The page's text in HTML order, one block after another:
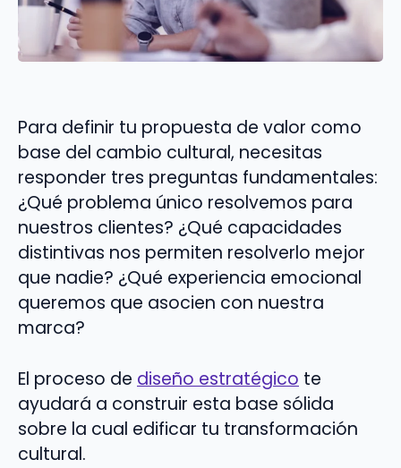
Para definir tu propuesta de valor como
base del cambio cultural, necesitas
responder tres preguntas fundamentales:
¿Qué problema único resolvemos para
nuestros clientes? ¿Qué capacidades
distintivas nos permiten resolverlo mejor
que nadie? ¿Qué experiencia emocional
queremos que asocien con nuestra
marca?
El proceso de diseño estratégico te
ayudará a construir esta base sólida
sobre la cual edificar tu transformación
cultural.